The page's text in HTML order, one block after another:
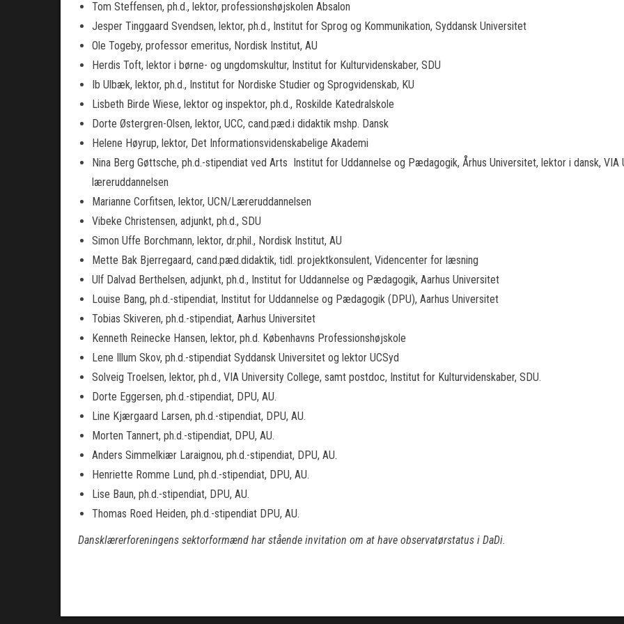
Tom Steffensen, ph.d., lektor, professionshøjskolen Absalon
Jesper Tinggaard Svendsen, lektor, ph.d., Institut for Sprog og Kommunikation, Syddansk Universitet
Ole Togeby, professor emeritus, Nordisk Institut, AU
Herdis Toft, lektor i børne- og ungdomskultur, Institut for Kulturvidenskaber, SDU
Ib Ulbæk, lektor, ph.d., Institut for Nordiske Studier og Sprogvidenskab, KU
Lisbeth Birde Wiese, lektor og inspektor, ph.d., Roskilde Katedralskole
Dorte Østergren-Olsen, lektor, UCC, cand.pæd.i didaktik mshp. Dansk
Helene Høyrup, lektor, Det Informationsvidenskabelige Akademi
Nina Berg Gøttsche, ph.d.-stipendiat ved Arts  Institut for Uddannelse og Pædagogik, Århus Universitet, lektor i dansk, VIA
læreruddannelsen
Marianne Corfitsen, lektor, UCN/Læreruddannelsen
Vibeke Christensen, adjunkt, ph.d., SDU
Simon Uffe Borchmann, lektor, dr.phil., Nordisk Institut, AU
Mette Bak Bjerregaard, cand.pæd.didaktik, tidl. projektkonsulent, Videncenter for læsning
Ulf Dalvad Berthelsen, adjunkt, ph.d., Institut for Uddannelse og Pædagogik, Aarhus Universitet
Louise Bang, ph.d.-stipendiat, Institut for Uddannelse og Pædagogik (DPU), Aarhus Universitet
Tobias Skiveren, ph.d.-stipendiat, Aarhus Universitet
Kenneth Reinecke Hansen, lektor, ph.d. Københavns Professionshøjskole
Lene Illum Skov, ph.d.-stipendiat Syddansk Universitet og lektor UCSyd
Solveig Troelsen, lektor, ph.d., VIA University College, samt postdoc, Institut for Kulturvidenskaber, SDU.
Dorte Eggersen, ph.d.-stipendiat, DPU, AU.
Line Kjærgaard Larsen, ph.d.-stipendiat, DPU, AU.
Morten Tannert, ph.d.-stipendiat, DPU, AU.
Anders Simmelkiær Laraignou, ph.d.-stipendiat, DPU, AU.
Henriette Romme Lund, ph.d.-stipendiat, DPU, AU.
Lise Baun, ph.d.-stipendiat, DPU, AU.
Thomas Roed Heiden, ph.d.-stipendiat DPU, AU.
Dansklærerforeningens sektorformænd har stående invitation om at have observatørstatus i DaDi.